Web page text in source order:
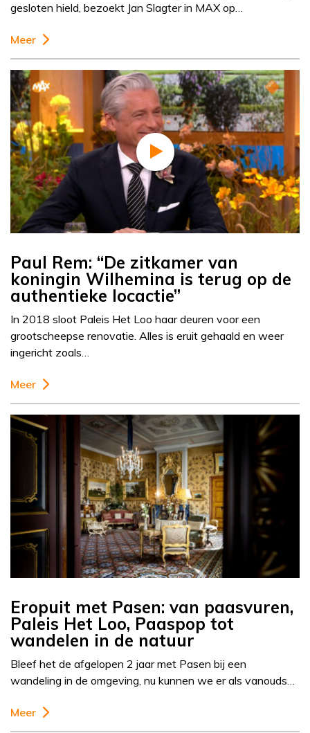
gesloten hield, bezoekt Jan Slagter in MAX op…
Meer
Paul Rem: “De zitkamer van
koningin Wilhemina is terug op de
authentieke locactie”
In 2018 sloot Paleis Het Loo haar deuren voor een
grootscheepse renovatie. Alles is eruit gehaald en weer
ingericht zoals…
Meer
Eropuit met Pasen: van paasvuren,
Paleis Het Loo, Paaspop tot
wandelen in de natuur
Bleef het de afgelopen 2 jaar met Pasen bij een
wandeling in de omgeving, nu kunnen we er als vanouds…
Meer